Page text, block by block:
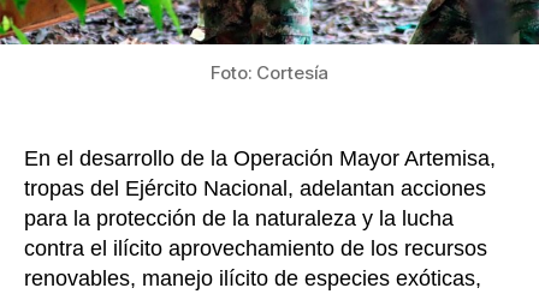
Frente
Foto: Cortesía
En el desarrollo de la Operación Mayor Artemisa,
tropas del Ejército Nacional, adelantan acciones
para la protección de la naturaleza y la lucha
contra el ilícito aprovechamiento de los recursos
renovables, manejo ilícito de especies exóticas,